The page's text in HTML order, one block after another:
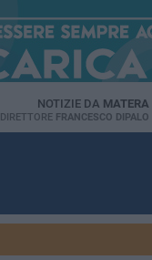
NOTIZIE DA MATERA
DIRETTORE FRANCESCO DIPALO